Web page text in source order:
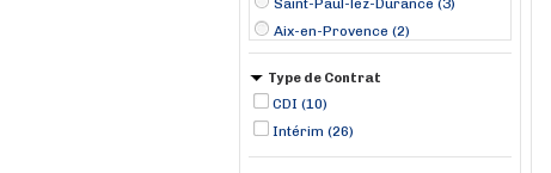
Saint-Paul-lez-Durance (3)
Aix-en-Provence (2)
Antibes (2)
Aubagne (2)
Cagnes-sur-Mer (2)
Marseille (2)
Type de Contrat
CDI (10)
Intérim (26)